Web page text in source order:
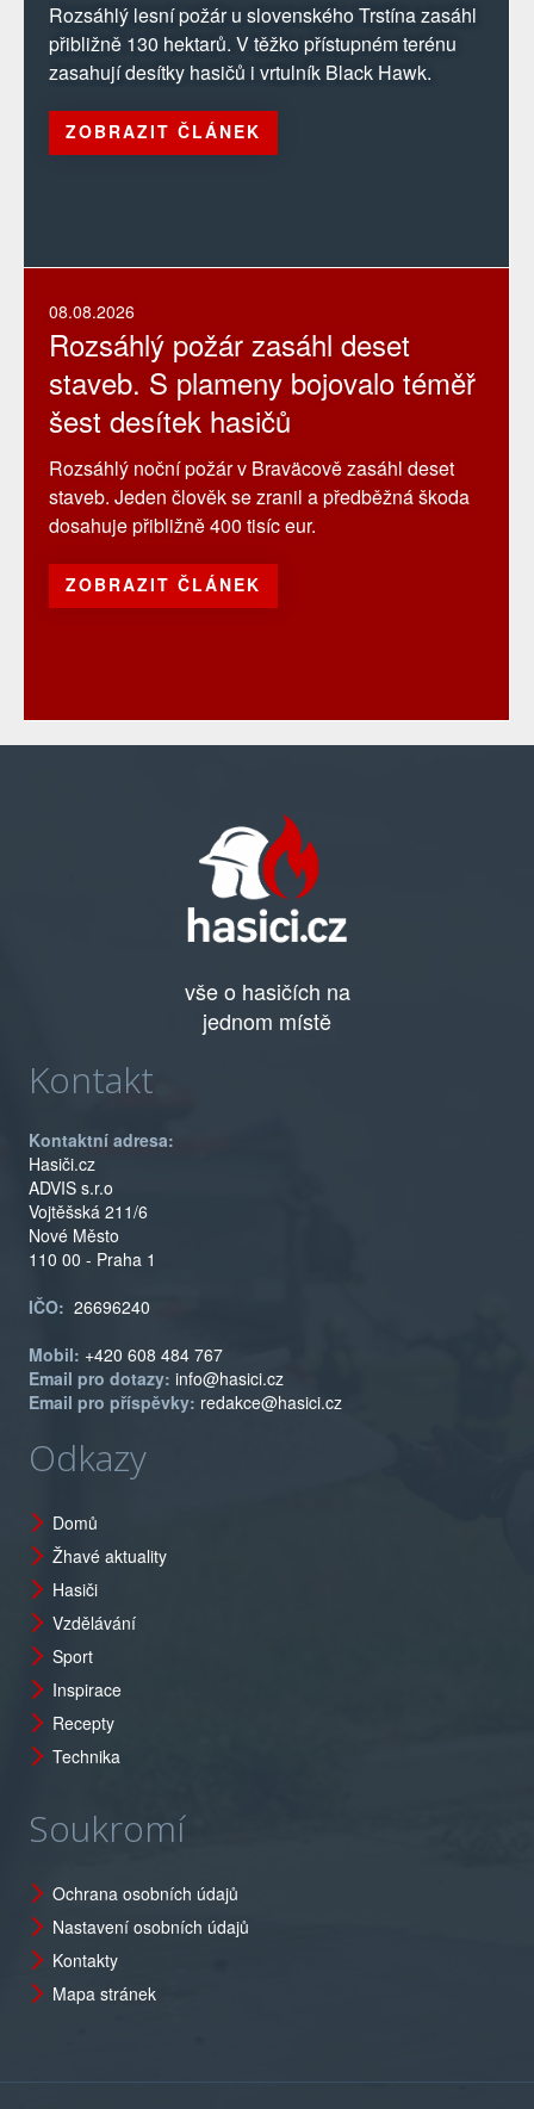
Rozsáhlý lesní požár u slovenského Trstína zasáhl
přibližně 130 hektarů. V těžko přístupném terénu
zasahují desítky hasičů i vrtulník Black Hawk.
ZOBRAZIT ČLÁNEK
08.08.2026
Rozsáhlý požár zasáhl deset
staveb. S plameny bojovalo téměř
šest desítek hasičů
Rozsáhlý noční požár v Braväcově zasáhl deset
staveb. Jeden člověk se zranil a předběžná škoda
dosahuje přibližně 400 tisíc eur.
ZOBRAZIT ČLÁNEK
vše o hasičích na
jednom místě
Kontakt
Kontaktní adresa:
Hasiči.cz
ADVIS s.r.o
Vojtěšská 211/6
Nové Město
110 00 - Praha 1
IČO: 26696240
Mobil: +420 608 484 767
Email pro dotazy: info@hasici.cz
Email pro příspěvky: redakce@hasici.cz
Odkazy
Domů
Žhavé aktuality
Hasiči
Vzdělávání
Sport
Inspirace
Recepty
Technika
Soukromí
Ochrana osobních údajů
Nastavení osobních údajů
Kontakty
Mapa stránek